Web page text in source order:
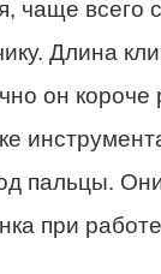
чаще всего
Длина
он короче
пальцы.
при